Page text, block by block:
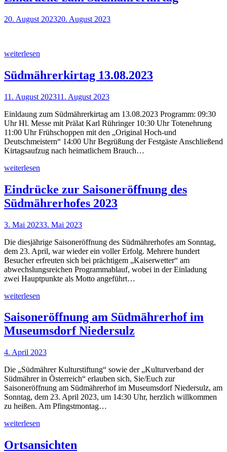
20. August 202320. August 2023
weiterlesen
Südmährerkirtag 13.08.2023
11. August 202311. August 2023
Einldaung zum Südmährerkirtag am 13.08.2023 Programm: 09:30
Uhr Hl. Messe mit Prälat Karl Rühringer 10:30 Uhr Totenehrung
11:00 Uhr Frühschoppen mit den „Original Hoch-und
Deutschmeistern“ 14:00 Uhr Begrüßung der Festgäste Anschließend
Kirtagsaufzug nach heimatlichem Brauch…
weiterlesen
Eindrücke zur Saisoneröffnung des
Südmährerhofes 2023
3. Mai 20233. Mai 2023
Die diesjährige Saisoneröffnung des Südmährerhofes am Sonntag,
dem 23. April, war wieder ein voller Erfolg. Mehrere hundert
Besucher erfreuten sich bei prächtigem „Kaiserwetter“ am
abwechslungsreichen Programmablauf, wobei in der Einladung
zwei Hauptpunkte als Motto angeführt…
weiterlesen
Saisoneröffnung am Südmährerhof im
Museumsdorf Niedersulz
4. April 2023
Die „Südmährer Kulturstiftung“ sowie der „Kulturverband der
Südmährer in Österreich“ erlauben sich, Sie/Euch zur
Saisoneröffnung am Südmährerhof im Museumsdorf Niedersulz, am
Sonntag, dem 23. April 2023, um 14:30 Uhr, herzlich willkommen
zu heißen. Am Pfingstmontag…
weiterlesen
Ortsansichten